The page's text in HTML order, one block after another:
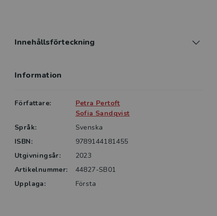
fastighetsutredning, rumsfunktioner och stomval
boken innehåller en utformningsuppgift med
går till i praktiken när ett förslag på ett nytt kvarter i
staden med bostadshus och gård ska tas fram.
Innehållsförteckning
Information
Författare:
Petra Pertoft
Sofia Sandqvist
Språk:
Svenska
ISBN:
9789144181455
Utgivningsår:
2023
Artikelnummer:
44827-SB01
Upplaga:
Första